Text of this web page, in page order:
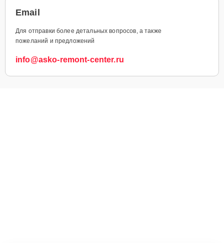
Email
Для отправки более детальных вопросов, а также
пожеланий и предложений
info@asko-remont-center.ru